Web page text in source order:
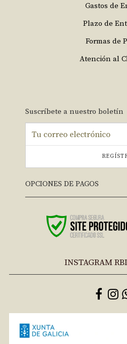
Gastos de
Plazo de
Formas de
Atención al
Suscríbete a nuestro boletín
OPCIONES DE PAGOS
INSTAGRAM